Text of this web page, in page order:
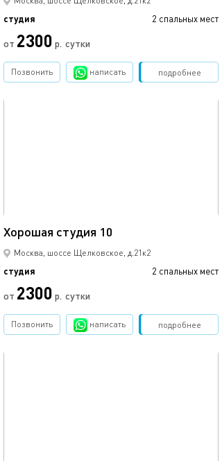
студия 2 спальных мест
от 2300 р. сутки
подробнее
Позвонить написать Забронировать
Хорошая студия 10
Москва, шоссе Щелковское, д.21к2
студия 2 спальных мест
от 2300 р. сутки
подробнее
Позвонить написать Забронировать